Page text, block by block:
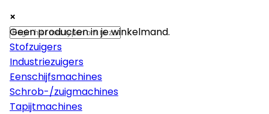
×
Machines
Stofzuigers
Industriezuigers
Eenschijfsmachines
Schrob-/zuigmachines
Tapijtmachines
×
×
Geen producten in je winkelmand.